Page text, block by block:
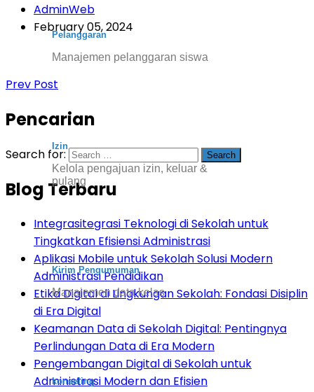
Pelanggaran
Manajemen pelanggaran siswa
Izin
Kelola pengajuan izin, keluar &
pulang
Kirim Pengumuman
Manajemen data kelas
konseling
AdminWeb
February 05, 2024
Prev Post
Pencarian
Search for:
Blog Terbaru
Integrasitegrasi Teknologi di Sekolah untuk
Tingkatkan Efisiensi Administrasi
Aplikasi Mobile untuk Sekolah Solusi Modern
Administrasi Pendidikan
Etika Digital di Lingkungan Sekolah: Fondasi Disiplin
di Era Digital
Keamanan Data di Sekolah Digital: Pentingnya
Perlindungan Data di Era Modern
Pengembangan Digital di Sekolah untuk
Administrasi Modern dan Efisien